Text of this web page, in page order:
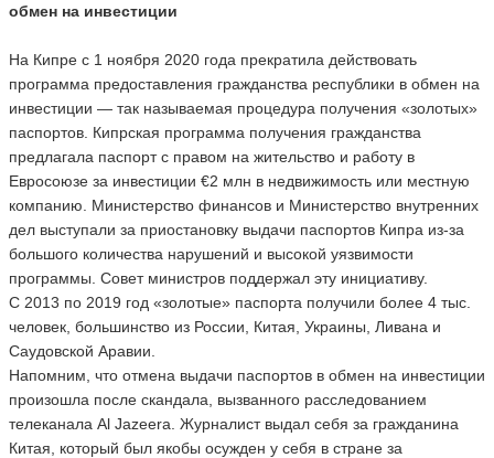
обмен на инвестиции
На Кипре с 1 ноября 2020 года прекратила действовать
программа предоставления гражданства республики в обмен на
инвестиции — так называемая процедура получения «золотых»
паспортов. Кипрская программа получения гражданства
предлагала паспорт с правом на жительство и работу в
Евросоюзе за инвестиции €2 млн в недвижимость или местную
компанию. Министерство финансов и Министерство внутренних
дел выступали за приостановку выдачи паспортов Кипра из-за
большого количества нарушений и высокой уязвимости
программы. Совет министров поддержал эту инициативу.
С 2013 по 2019 год «золотые» паспорта получили более 4 тыс.
человек, большинство из России, Китая, Украины, Ливана и
Саудовской Аравии.
Напомним, что отмена выдачи паспортов в обмен на инвестиции
произошла после скандала, вызванного расследованием
телеканала Al Jazeera. Журналист выдал себя за гражданина
Китая, который был якобы осужден у себя в стране за